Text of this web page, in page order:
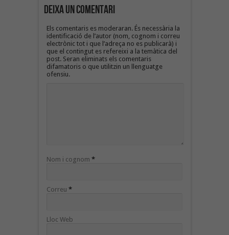
Deixa un Comentari
Els comentaris es moderaran. És necessària la
identificació de l’autor (nom, cognom i correu
electrònic tot i que l’adreça no es publicarà) i
que el contingut es refereixi a la temàtica del
post. Seran eliminats els comentaris
difamatoris o que utilitzin un llenguatge
ofensiu.
Nom i cognom *
Correu *
Lloc Web